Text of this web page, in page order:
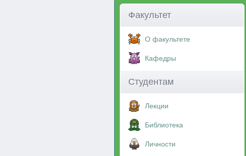
Факультет
О факультете
Кафедры
Студентам
Лекции
Библиотека
Личности